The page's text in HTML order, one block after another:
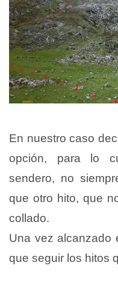
En nuestro caso
opción, para lo
sendero, no
que otro hito, que
collado.
Una vez alcanzado
que seguir los hitos